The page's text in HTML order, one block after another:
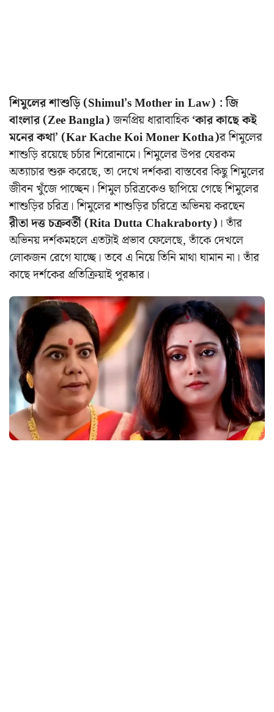
শিমুলের শাশুড়ি(Shimul’s Mother in Law) :জি
বাংলার (Zee Bangla)জনপ্রিয় ধারাবাহিক‘কার কাছে কই
মনের কথা’ (Kar Kache Koi Moner Kotha)র শিমুলের
শাশুড়ি রয়েছে চর্চার শিরোনামে। শিমুলের উপর যেরকম
অত্যাচার শুরু করেছে, তা দেখে দর্শকরা বাস্তবের কিছু শিমুলের
জীবন খুঁজে পাচ্ছেন।শিমুল চরিত্রকেও ছাপিয়ে গেছে শিমুলের
শাশুড়ির চরিত্র। শিমুলের শাশুড়ির চরিত্রে অভিনয় করছেন
রীতা দত্ত চক্রবর্তী (Rita Dutta Chakraborty) । তাঁর
অভিনয় দর্শকমহলে এতটাই প্রভাব ফেলেছে, তাঁকে দেখলে
লোকজন রেগে যাচ্ছে। তবে এ নিয়ে তিনি মাথা ঘামান না। তাঁর
কাছে দর্শকের প্রতিক্রিয়াই পুরষ্কার।